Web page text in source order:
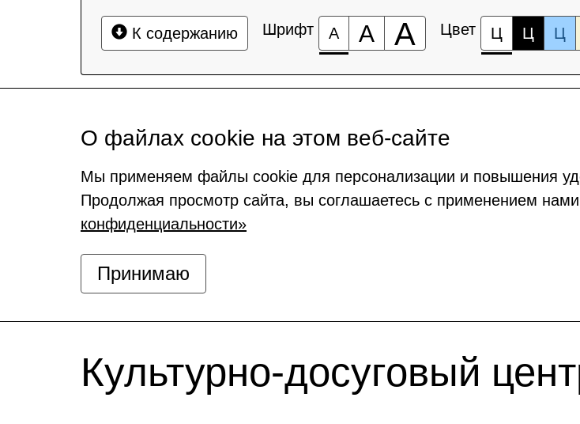
К содержанию Шрифт А А А Цвет Ц Ц Ц
О файлах cookie на этом веб-сайте
Мы применяем файлы cookie для персонализации и повышения
Продолжая просмотр сайта, вы соглашаетесь с применением
конфиденциальности»
Принимаю
Культурно-досуговый